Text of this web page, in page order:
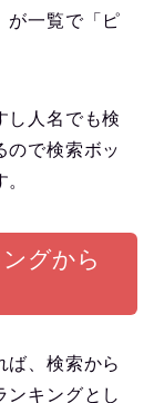
が一覧で「ピ
し人名でも検
ので検索ボッ
グから
ば、検索から
ンキングとし